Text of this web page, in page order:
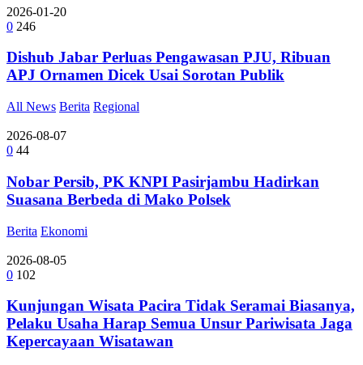
2026-01-20
0 246
Dishub Jabar Perluas Pengawasan PJU, Ribuan
APJ Ornamen Dicek Usai Sorotan Publik
All News Berita Regional
2026-08-07
0 44
Nobar Persib, PK KNPI Pasirjambu Hadirkan
Suasana Berbeda di Mako Polsek
Berita Ekonomi
2026-08-05
0 102
Kunjungan Wisata Pacira Tidak Seramai Biasanya,
Pelaku Usaha Harap Semua Unsur Pariwisata Jaga
Kepercayaan Wisatawan